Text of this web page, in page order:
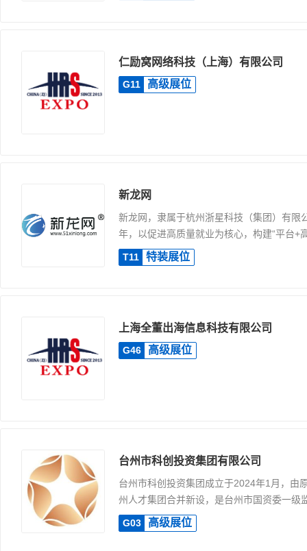
仁励窝网络科技（上海）有限公司
G11 高级展位
新龙网
新龙网，隶属于杭州浙星科技（集团）有限
年，以促进高质量就业为核心，构建“平台+
T11 特装展位
上海全董出海信息科技有限公司
G46 高级展位
台州市科创投资集团有限公司
台州市科创投资集团成立于2024年1月，由
州人才集团合并新设，是台州市国资委一级
G03 高级展位